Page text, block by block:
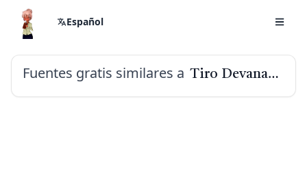
Español
Fuentes gratis similares a Tiro Devanagari Sanskrit